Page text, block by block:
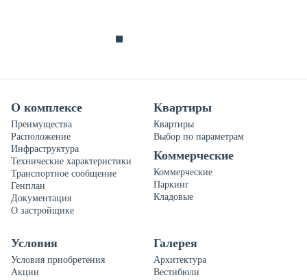
О комплексе
Преимущества
Расположение
Инфраструктура
Технические характеристики
Транспортное сообщение
Генплан
Документация
О застройщике
Квартиры
Квартиры
Выбор по параметрам
Коммерческие
Коммерческие
Паркинг
Кладовые
Условия
Условия приобретения
Акции
Галерея
Архитектура
Вестибюли